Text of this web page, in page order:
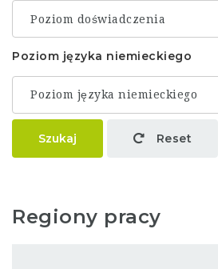
Poziom języka niemieckiego
Szukaj Reset
Regiony pracy